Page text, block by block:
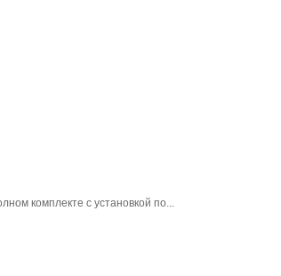
комплекте с установкой по...